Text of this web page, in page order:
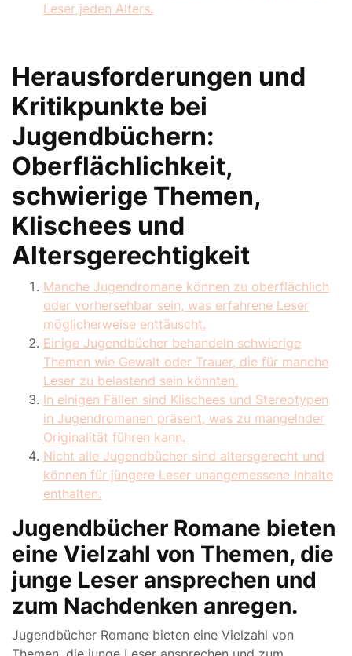
Leser jeden Alters.
Herausforderungen und
Kritikpunkte bei
Jugendbüchern:
Oberflächlichkeit,
schwierige Themen,
Klischees und
Altersgerechtigkeit
Manche Jugendromane können zu oberflächlich
oder vorhersehbar sein, was erfahrene Leser
möglicherweise enttäuscht.
Einige Jugendbücher behandeln schwierige
Themen wie Gewalt oder Trauer, die für manche
Leser zu belastend sein könnten.
In einigen Fällen sind Klischees und Stereotypen
in Jugendromanen präsent, was zu mangelnder
Originalität führen kann.
Nicht alle Jugendbücher sind altersgerecht und
können für jüngere Leser unangemessene Inhalte
enthalten.
Jugendbücher Romane bieten
eine Vielzahl von Themen, die
junge Leser ansprechen und
zum Nachdenken anregen.
Jugendbücher Romane bieten eine Vielzahl von